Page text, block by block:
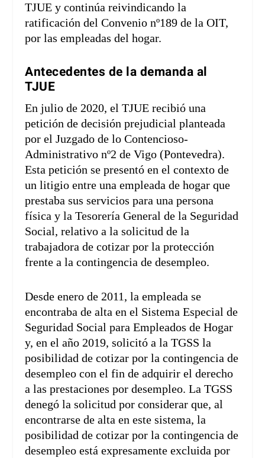
TJUE y continúa reivindicando la
ratificación del Convenio nº189 de la OIT,
por las empleadas del hogar.
Antecedentes de la demanda al
TJUE
En julio de 2020, el TJUE recibió una
petición de decisión prejudicial planteada
por el Juzgado de lo Contencioso-
Administrativo nº2 de Vigo (Pontevedra).
Esta petición se presentó en el contexto de
un litigio entre una empleada de hogar que
prestaba sus servicios para una persona
física y la Tesorería General de la Seguridad
Social, relativo a la solicitud de la
trabajadora de cotizar por la protección
frente a la contingencia de desempleo.
Desde enero de 2011, la empleada se
encontraba de alta en el Sistema Especial de
Seguridad Social para Empleados de Hogar
y, en el año 2019, solicitó a la TGSS la
posibilidad de cotizar por la contingencia de
desempleo con el fin de adquirir el derecho
a las prestaciones por desempleo. La TGSS
denegó la solicitud por considerar que, al
encontrarse de alta en este sistema, la
posibilidad de cotizar por la contingencia de
desempleo está expresamente excluida por